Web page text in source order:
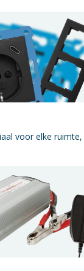
voor elke